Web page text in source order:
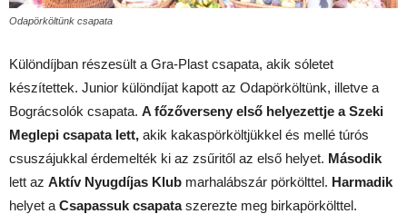
Odapörköltünk csapata
Különdíjban részesült a Gra-Plast csapata, akik sóletet
készítettek. Junior különdíjat kapott az Odapörköltünk, illetve a
Bográcsolók csapata. A főzőverseny első helyezettje a Szeki
Meglepi csapata lett, akik kakaspörköltjükkel és mellé túrós
csuszájukkal érdemelték ki az zsűritől az első helyet. Második
lett az Aktív Nyugdíjas Klub marhalábszár pörkölttel. Harmadik
helyet a Csapassuk csapataszerezte meg birkapörkölttel.